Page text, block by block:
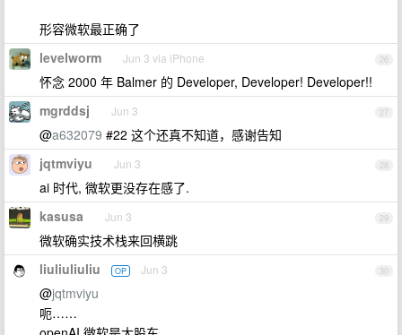
形容微软最正确了
26
levelworm Jun 3 via iPhone
怀念 2000 年 Balmer 的 Developer, Developer! Developer!!
27
mgrddsj Jun 3
@a632079 #22 这个还真不知道，感谢告知
28
jqtmviyu Jun 3
ai 时代, 微软更没存在感了.
29
kasusa Jun 3
微软确实技术栈来回横跳
30
liuliuliuliu OP Jun 3
@jqtmviyu
呃……